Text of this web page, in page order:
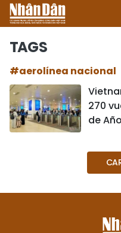
TAGS
#aerolínea nacional
270
de